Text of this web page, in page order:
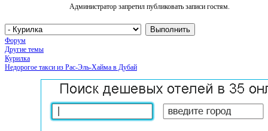
Администратор запретил публиковать записи гостям.
Форум
Другие темы
Курилка
Недорогое такси из Рас-Эль-Хайма в Дубай